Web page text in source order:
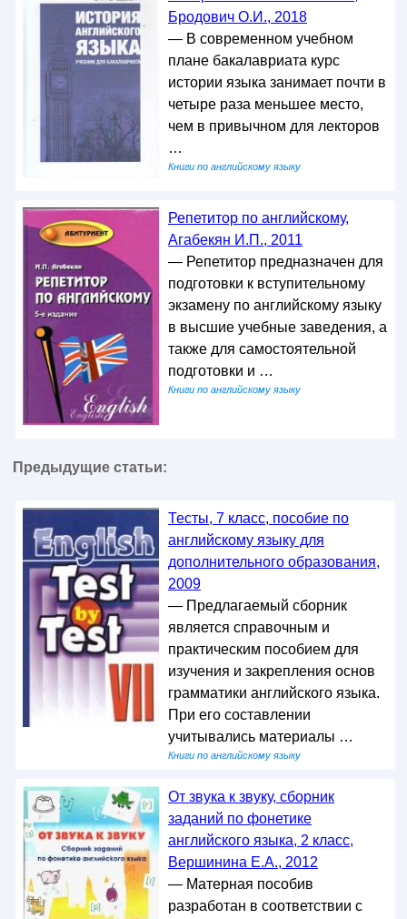
Бродович О.И., 2018
— В современном учебном
плане бакалавриата курс
истории языка занимает почти в
четыре раза меньшее место,
чем в привычном для лекторов
…
Книги по английскому языку
Репетитор по английскому,
Агабекян И.П., 2011
— Репетитор предназначен для
подготовки к вступительному
экзамену по английскому языку
в высшие учебные заведения, а
также для самостоятельной
подготовки и …
Книги по английскому языку
Предыдущие статьи:
Тесты, 7 класс, пособие по
английскому языку для
дополнительного образования,
2009
— Предлагаемый сборник
является справочным и
практическим пособием для
изучения и закрепления основ
грамматики английского языка.
При его составлении
учитывались материалы …
Книги по английскому языку
От звука к звуку, сборник
заданий по фонетике
английского языка, 2 класс,
Вершинина Е.А., 2012
— Матерная пособив
разработан в соответствии с